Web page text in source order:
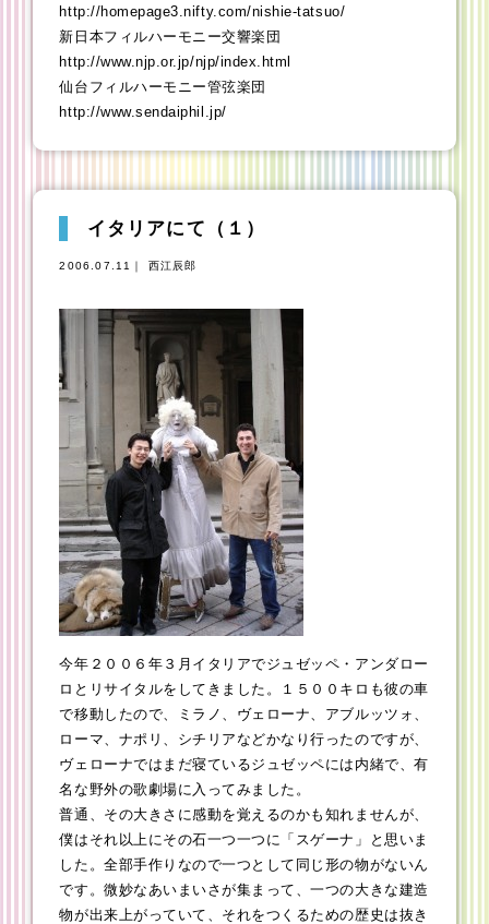
http://homepage3.nifty.com/nishie-tatsuo/
新日本フィルハーモニー交響楽団
http://www.njp.or.jp/njp/index.html
仙台フィルハーモニー管弦楽団
http://www.sendaiphil.jp/
イタリアにて（１）
2006.07.11｜ 西江辰郎
今年２００６年３月イタリアでジュゼッペ・アンダロー
ロとリサイタルをしてきました。１５００キロも彼の車
で移動したので、ミラノ、ヴェローナ、アブルッツォ、
ローマ、ナポリ、シチリアなどかなり行ったのですが、
ヴェローナではまだ寝ているジュゼッペには内緒で、有
名な野外の歌劇場に入ってみました。
普通、その大きさに感動を覚えるのかも知れませんが、
僕はそれ以上にその石一つ一つに「スゲーナ」と思いま
した。全部手作りなので一つとして同じ形の物がないん
です。微妙なあいまいさが集まって、一つの大きな建造
物が出来上がっていて、それをつくるための歴史は抜き